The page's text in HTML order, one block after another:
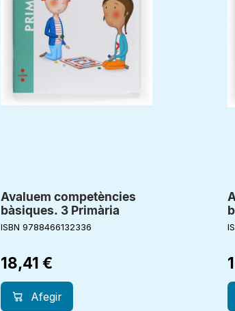
Avaluem competències
bàsiques. 3 Primària
ISBN 9788466132336
18,41 €
Afegir